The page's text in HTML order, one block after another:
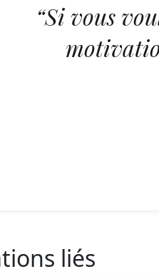
“Si vous
liés